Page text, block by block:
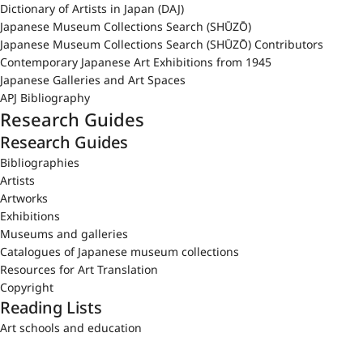
Dictionary of Artists in Japan (DAJ)
Japanese Museum Collections Search (SHŪZŌ)
Japanese Museum Collections Search (SHŪZŌ) Contributors
Contemporary Japanese Art Exhibitions from 1945
Japanese Galleries and Art Spaces
APJ Bibliography
Research Guides
Research Guides
Bibliographies
Artists
Artworks
Exhibitions
Museums and galleries
Catalogues of Japanese museum collections
Resources for Art Translation
Copyright
Reading Lists
Art schools and education